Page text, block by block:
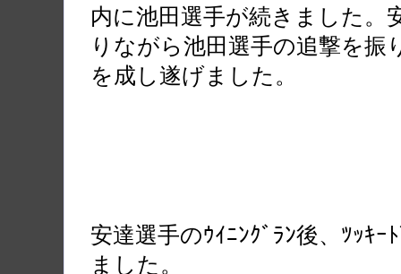
内に池田選手が続きました。
りながら池田選手の追撃を振
を成し遂げました。
安達選手のｳｲﾆﾝｸﾞﾗﾝ後、ﾂｯｷ
ました。